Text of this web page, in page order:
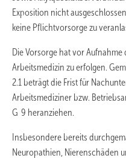
Exposition nicht
keine Pflichtvorsorge zu
Die Vorsorge hat vor
Arbeitsmedizin zu erfolgen.
2.1 beträgt die Frist für
Arbeitsmediziner bzw.
G 9 heranziehen.
Insbesondere bereits
Neuropathien, Nierenschäden